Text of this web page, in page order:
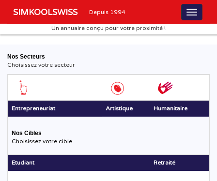
SIMKOOLSWISS Depuis 1994
Un annuaire conçu pour votre proximité !
Nos Secteurs
Choisissez votre secteur
Entrepreneuriat Artistique Humanitaire
Nos Cibles
Choisissez votre cible
Etudiant Retraité